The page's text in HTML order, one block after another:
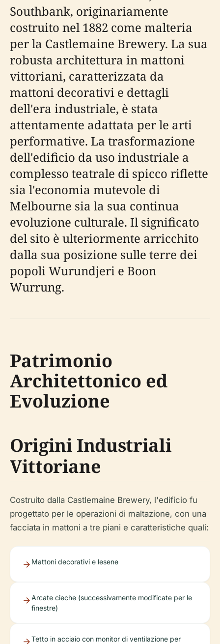
Southbank, originariamente
costruito nel 1882 come malteria
per la Castlemaine Brewery. La sua
robusta architettura in mattoni
vittoriani, caratterizzata da
mattoni decorativi e dettagli
dell'era industriale, è stata
attentamente adattata per le arti
performative. La trasformazione
dell'edificio da uso industriale a
complesso teatrale di spicco riflette
sia l'economia mutevole di
Melbourne sia la sua continua
evoluzione culturale. Il significato
del sito è ulteriormente arricchito
dalla sua posizione sulle terre dei
popoli Wurundjeri e Boon
Wurrung.
Patrimonio
Architettonico ed
Evoluzione
Origini Industriali
Vittoriane
Costruito dalla Castlemaine Brewery, l'edificio fu
progettato per le operazioni di maltazione, con una
facciata in mattoni a tre piani e caratteristiche quali:
Mattoni decorativi e lesene
Arcate cieche (successivamente modificate per le
finestre)
Tetto in acciaio con monitor di ventilazione per